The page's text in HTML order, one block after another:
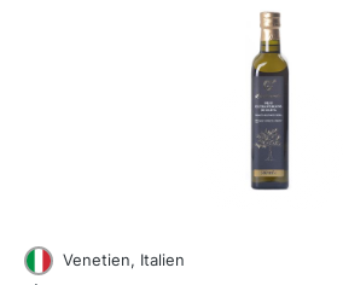
Venetien, Italien